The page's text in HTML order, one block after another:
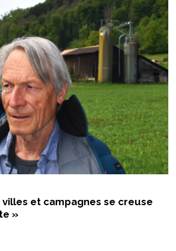
et campagnes se creuse
»